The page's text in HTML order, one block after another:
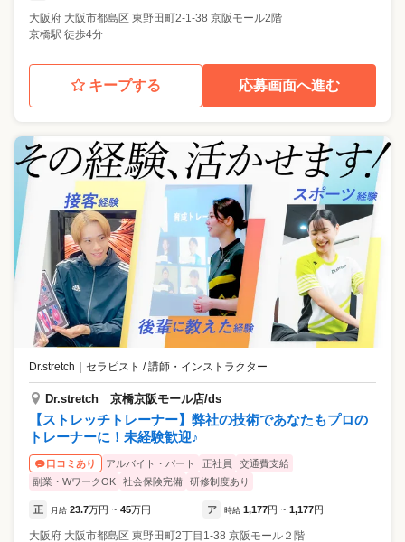
大阪府 大阪市都島区 東野田町2-1-38 京阪モール2階
京橋駅 徒歩4分
キープする 応募画面へ進む
Dr.stretch セラピスト / 講師・インストラクター
Dr.stretch 京橋京阪モール店/ds
【ストレッチトレーナー】弊社の技術であなたもプロの
トレーナーに！未経験歓迎♪
口コミあり アルバイト・パート 正社員
交通費支給
副業・WワークOK
社会保険完備 研修制度あり
正 月給 23.7万円 ~ 45万円 ア 時給 1,177円 ~ 1,177円
大阪府 大阪市都島区 東野田町2丁目1-38 京阪モール２階